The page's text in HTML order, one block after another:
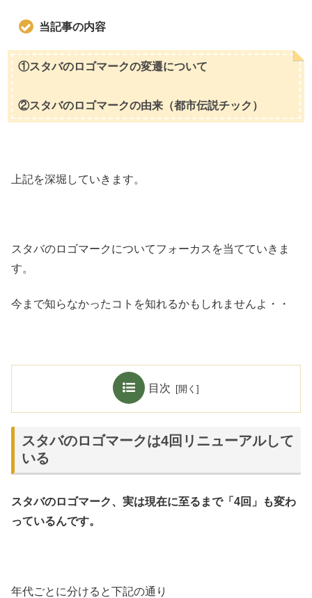
当記事の内容
①スタバのロゴマークの変遷について
②スタバのロゴマークの由来（都市伝説チック）
上記を深堀していきます。
スタバのロゴマークについてフォーカスを当てていきま
す。
今まで知らなかったコトを知れるかもしれませんよ・・
目次
スタバのロゴマークは4回リニューアルして
いる
スタバのロゴマーク、実は現在に至るまで「4回」も変わ
っているんです。
年代ごとに分けると下記の通り